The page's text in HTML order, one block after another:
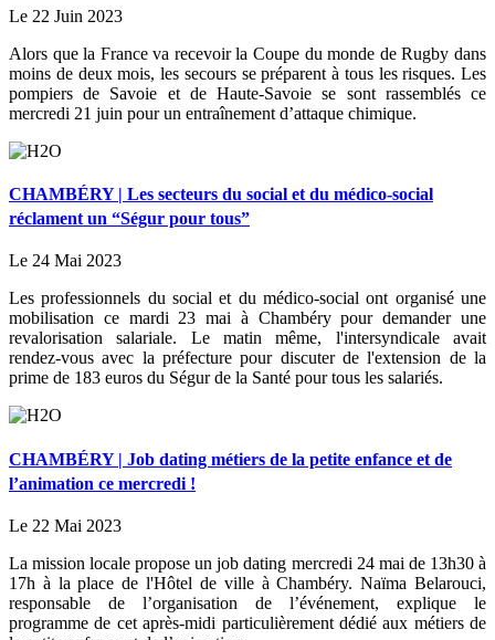
Le 22 Juin 2023
Alors que la France va recevoir la Coupe du monde de Rugby dans
moins de deux mois, les secours se préparent à tous les risques. Les
pompiers de Savoie et de Haute-Savoie se sont rassemblés ce
mercredi 21 juin pour un entraînement d’attaque chimique.
CHAMBÉRY | Les secteurs du social et du médico-social
réclament un “Ségur pour tous”
Le 24 Mai 2023
Les professionnels du social et du médico-social ont organisé une
mobilisation ce mardi 23 mai à Chambéry pour demander une
revalorisation salariale. Le matin même, l'intersyndicale avait
rendez-vous avec la préfecture pour discuter de l'extension de la
prime de 183 euros du Ségur de la Santé pour tous les salariés.
CHAMBÉRY | Job dating métiers de la petite enfance et de
l’animation ce mercredi !
Le 22 Mai 2023
La mission locale propose un job dating mercredi 24 mai de 13h30 à
17h à la place de l'Hôtel de ville à Chambéry. Naïma Belarouci,
responsable de l’organisation de l’événement, explique le
programme de cet après-midi particulièrement dédié aux métiers de